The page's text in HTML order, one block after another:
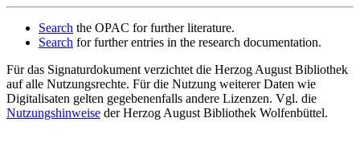
Search the OPAC for further literature.
Search for further entries in the research documentation.
Für das Signaturdokument verzichtet die Herzog August Bibliothek
auf alle Nutzungsrechte. Für die Nutzung weiterer Daten wie
Digitalisaten gelten gegebenenfalls andere Lizenzen. Vgl. die
Nutzungshinweise der Herzog August Bibliothek Wolfenbüttel.